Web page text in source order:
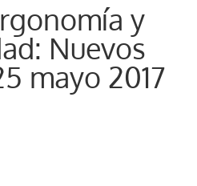
y
Nuevos
mayo 2017